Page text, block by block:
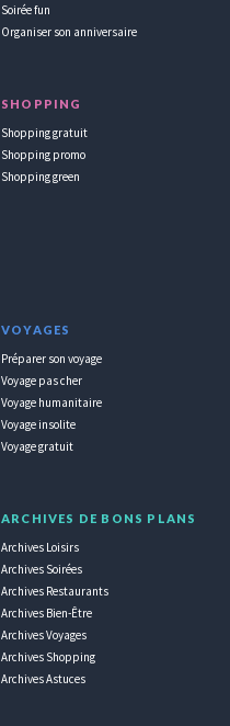
Soirée fun
Organiser son anniversaire
SHOPPING
Shopping gratuit
Shopping promo
Shopping green
VOYAGES
Préparer son voyage
Voyage pas cher
Voyage humanitaire
Voyage insolite
Voyage gratuit
ARCHIVES DE BONS PLANS
Archives Loisirs
Archives Soirées
Archives Restaurants
Archives Bien-Être
Archives Voyages
Archives Shopping
Archives Astuces